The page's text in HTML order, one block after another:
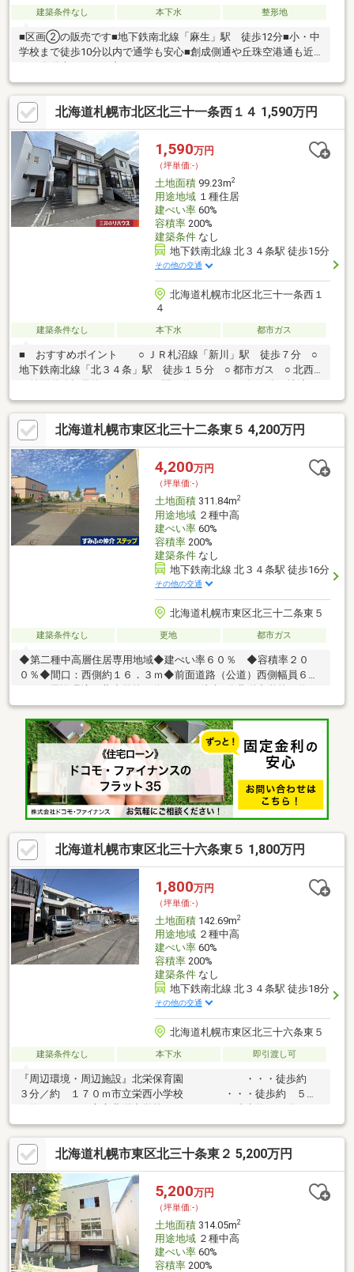
建築条件なし 本下水 整形地
■区画②の販売です■地下鉄南北線「麻生」駅 徒歩12分■小・中
学校まで徒歩10分以内で通学も安心■創成側通や丘珠空港通も近
等、近隣商業施設充実！■建築プランのご相談もおまかせくださ
い
北海道札幌市北区北三十一条西１４ 1,590万円
1,590万円
（坪単価:-）
土地面積99.23m2
用途地域１種住居
建ぺい率60%
容積率200%
建築条件なし
地下鉄南北線 北３４条駅 徒歩15分
その他の交通
北海道札幌市北区北三十一条西１
４
建築条件なし 本下水 都市ガス
■ おすすめポイント ○ ＪＲ札沼線「新川」駅 徒歩７分 ○
地下鉄南北線「北３４条」駅 徒歩１５分 ○ 都市ガス ○ 北西
北海道札幌市東区北三十二条東５ 4,200万円
4,200万円
（坪単価:-）
土地面積311.84m2
用途地域２種中高
建ぺい率60%
容積率200%
建築条件なし
地下鉄南北線 北３４条駅 徒歩16分
その他の交通
北海道札幌市東区北三十二条東５
建築条件なし 更地 都市ガス
◆第二種中高層住居専用地域◆建ぺい率６０％ ◆容積率２０
０％◆間口：西側約１６．３ｍ◆前面道路（公道）西側幅員６．
０ｍ～周辺環境～北小学校 約180ｍ 徒歩3分北栄中学校 約
400ｍ 徒歩5分ラルズマート北35条店 約460ｍ 徒歩6分セイコ
ーマートみぞぶち店 約240ｍ 徒歩3分
北海道札幌市東区北三十六条東５ 1,800万円
1,800万円
（坪単価:-）
土地面積142.69m2
用途地域２種中高
建ぺい率60%
容積率200%
建築条件なし
地下鉄南北線 北３４条駅 徒歩18分
その他の交通
北海道札幌市東区北三十六条東５
建築条件なし 本下水 即引渡し可
『周辺環境・周辺施設』北栄保育園 ・・・徒歩約
３分／約 １７０ｍ市立栄西小学校 ・・・徒歩約 ５分
約 ７００ｍセブンイレブン北３５条店・・徒歩約 ７分／約
５００ｍラルズマート北３５条店・・・徒歩約 ５分／約 ３５
０ｍツルハドラッグ北３５条店・・徒歩約 ６分／約 ４５０ｍ
北３５条郵便局 ・・・徒歩約 ５分／約 ４００ｍ
北海道札幌市東区北三十条東２ 5,200万円
5,200万円
（坪単価:-）
土地面積314.05m2
用途地域２種中高
建ぺい率60%
容積率200%